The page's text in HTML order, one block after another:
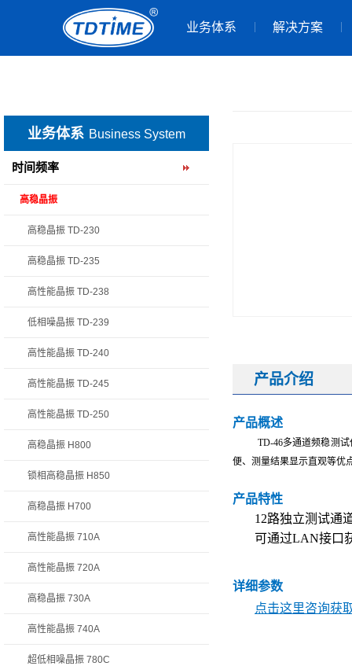
业务体系 解决方案
业务体系 Business System
时间频率
高稳晶振
高稳晶振 TD-230
高稳晶振 TD-235
高性能晶振 TD-238
低相噪晶振 TD-239
高性能晶振 TD-240
高性能晶振 TD-245
高性能晶振 TD-250
高稳晶振 H800
锁相高稳晶振 H850
高稳晶振 H700
高性能晶振 710A
高性能晶振 720A
高稳晶振 730A
高性能晶振 740A
超低相噪晶振 780C
产品介绍
产品概述
TD-46多通道频稳测
便、测量结果显示直观等优
产品特性
12路独立测试通
可通过LAN接口
详细参数
点击这里咨询获